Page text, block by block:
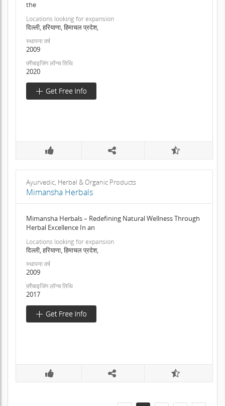
the
Locations looking for expansion
दिल्ली, हरियाणा, हिमाचल प्रदेश,
स्थापना वर्ष
2009
फ़्रैंचाइजिंग लॉन्च तिथि
2020
Ayurvedic, Herbal & Organic Products
Mimansha Herbals
Mimansha Herbals – Redefining Natural Wellness Through
Herbal Excellence In an
Locations looking for expansion
दिल्ली, हरियाणा, हिमाचल प्रदेश,
स्थापना वर्ष
2009
फ़्रैंचाइजिंग लॉन्च तिथि
2017